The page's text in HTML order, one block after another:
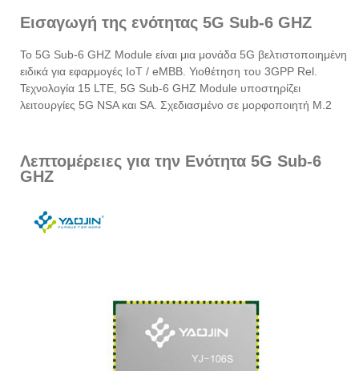
Εισαγωγή της ενότητας 5G Sub-6 GHZ
Το 5G Sub-6 GHZ Module είναι μια μονάδα 5G βελτιστοποιημένη
ειδικά για εφαρμογές IoT / eMBB. Υιοθέτηση του 3GPP Rel.
Τεχνολογία 15 LTE, 5G Sub-6 GHZ Module υποστηρίζει
λειτουργίες 5G NSA και SA. Σχεδιασμένο σε μορφοποιητή Μ.2
Λεπτομέρειες για την Ενότητα 5G Sub-6
GHZ